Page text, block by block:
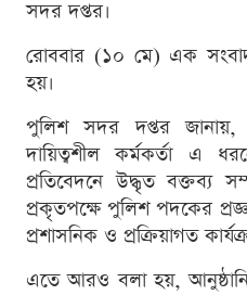
সদর দপ্তর।
রোববার (১০ মে) এক
হয়।
পুলিশ সদর দপ্তর জানায়,
দায়িত্বশীল কর্মকর্তা এ
প্রতিবেদনে উদ্ধৃত বক্তব্য
প্রকৃতপক্ষে পুলিশ পদকের
প্রশাসনিক ও প্রক্রিয়াগত
এতে আরও বলা হয়, আনুষ্ঠানিক